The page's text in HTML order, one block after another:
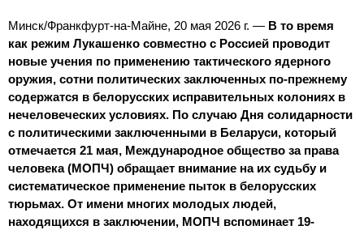
Минск/Франкфурт-на-Майне, 20 мая 2026 г. — В то время
как режим Лукашенко совместно с Россией проводит
новые учения по применению тактического ядерного
оружия, сотни политических заключенных по-прежнему
содержатся в белорусских исправительных колониях в
нечеловеческих условиях. По случаю Дня солидарности
с политическими заключенными в Беларуси, который
отмечается 21 мая, Международное общество за права
человека (МОПЧ) обращает внимание на их судьбу и
систематическое применение пыток в белорусских
тюрьмах. От имени многих молодых людей,
находящихся в заключении, МОПЧ вспоминает 19-